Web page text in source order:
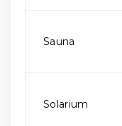
Sauna
Solarium